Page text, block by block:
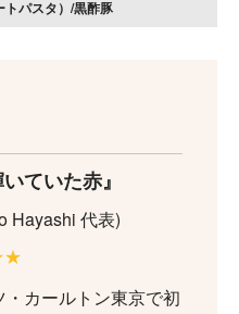
トパスタ）/黒酢豚
ていた赤
Hayashi 代表)
カールトン東京で初